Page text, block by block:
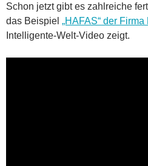
Schon jetzt gibt es zahlreiche
das Beispiel „HAFAS“ der Firma
Intelligente-Welt-Video zeigt.